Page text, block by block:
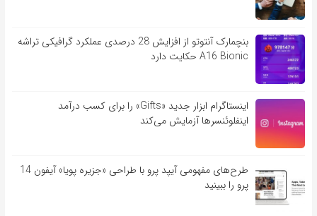
بنچمارک آنتوتو از افزایش 28 درصدی عملکرد گرافیکی تراشه
A16 Bionic حکایت دارد
اینستاگرام ابزار جدید «Gifts» را برای کسب درآمد
اینفلوئنسرها آزمایش می‌کند
طرح‌های مفهومی آیپد پرو با طراحی «جزیره پویا» آیفون 14
پرو را ببینید